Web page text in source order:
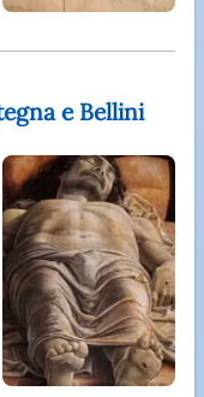
e Bellini